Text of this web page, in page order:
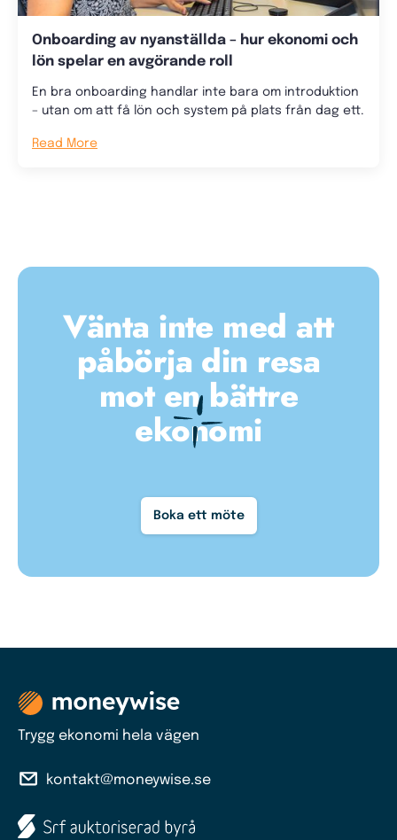
Onboarding av nyanställda – hur ekonomi och
lön spelar en avgörande roll
En bra onboarding handlar inte bara om introduktion
– utan om att få lön och system på plats från dag ett.
Read More
Vänta inte med att
påbörja din resa
mot en bättre
ekonomi
Boka ett möte
Trygg ekonomi hela vägen
kontakt@moneywise.se